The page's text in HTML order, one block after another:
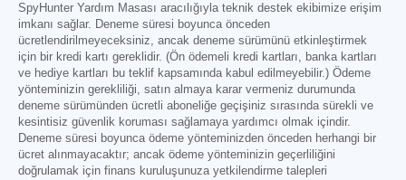
SpyHunter Yardım Masası aracılığıyla teknik destek ekibimize erişim
imkanı sağlar. Deneme süresi boyunca önceden
ücretlendirilmeyeceksiniz, ancak deneme sürümünü etkinleştirmek
için bir kredi kartı gereklidir. (Ön ödemeli kredi kartları, banka kartları
ve hediye kartları bu teklif kapsamında kabul edilmeyebilir.) Ödeme
yönteminizin gerekliliği, satın almaya karar vermeniz durumunda
deneme sürümünden ücretli aboneliğe geçişiniz sırasında sürekli ve
kesintisiz güvenlik koruması sağlamaya yardımcı olmak içindir.
Deneme süresi boyunca ödeme yönteminizden önceden herhangi bir
ücret alınmayacaktır; ancak ödeme yönteminizin geçerliliğini
doğrulamak için finans kuruluşunuza yetkilendirme talepleri